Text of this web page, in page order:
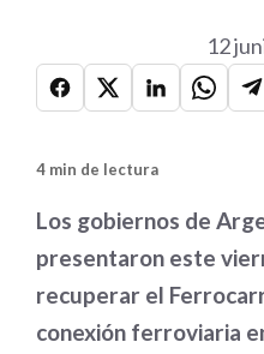
12
4 min de lectura
Los gobiernos de
presentaron este
recuperar el
conexión ferroviaria